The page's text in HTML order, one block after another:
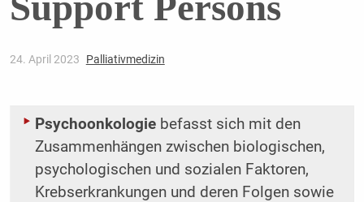
24. April 2023 Palliativmedizin
Psychoonkologiebefasst sich mit den
Zusammenhängen zwischen biologischen,
psychologischen und sozialen Faktoren,
Krebserkrankungen und deren Folgen sowie